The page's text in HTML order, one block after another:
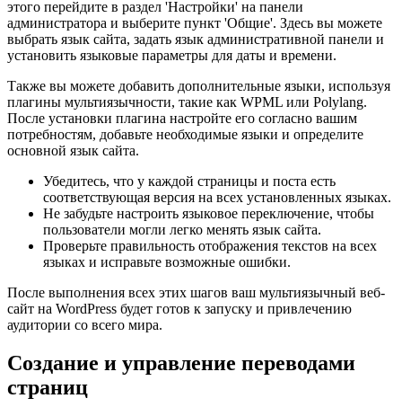
этого перейдите в раздел 'Настройки' на панели
администратора и выберите пункт 'Общие'. Здесь вы можете
выбрать язык сайта, задать язык административной панели и
установить языковые параметры для даты и времени.
Также вы можете добавить дополнительные языки, используя
плагины мультиязычности, такие как WPML или Polylang.
После установки плагина настройте его согласно вашим
потребностям, добавьте необходимые языки и определите
основной язык сайта.
Убедитесь, что у каждой страницы и поста есть
соответствующая версия на всех установленных языках.
Не забудьте настроить языковое переключение, чтобы
пользователи могли легко менять язык сайта.
Проверьте правильность отображения текстов на всех
языках и исправьте возможные ошибки.
После выполнения всех этих шагов ваш мультиязычный веб-
сайт на WordPress будет готов к запуску и привлечению
аудитории со всего мира.
Создание и управление переводами
страниц